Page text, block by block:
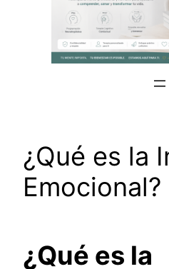
¿Qué es la
Emocional?
¿Qué es la